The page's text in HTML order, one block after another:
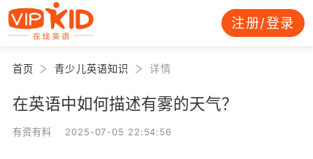
注册/登录
首页 青少儿英语知识 详情
在英语中如何描述有雾的天气？
有资有料 2025-07-05 22:54:56